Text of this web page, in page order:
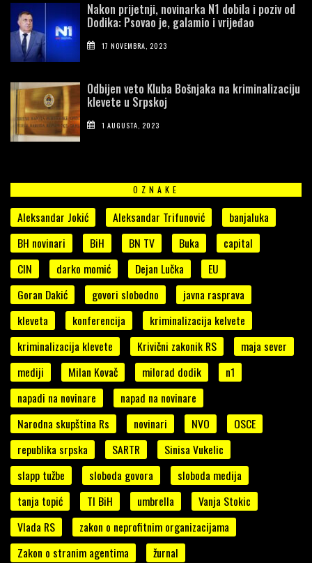
Nakon prijetnji, novinarka N1 dobila i poziv od
Dodika: Psovao je, galamio i vrijeđao
17 NOVEMBRA, 2023
Odbijen veto Kluba Bošnjaka na kriminalizaciju
klevete u Srpskoj
1 AUGUSTA, 2023
OZNAKE
Aleksandar Jokić Aleksandar Trifunović
banjaluka
BH novinari
BiH BN TV Buka
capital
CIN
darko momić Dejan Lučka
EU
Goran Dakić
govori slobodno
javna rasprava
kleveta
konferencija
kriminalizacija kelvete
kriminalizacija klevete
Krivični zakonik RS
maja sever
mediji
Milan Kovač milorad dodik
n1
napadi na novinare
napad na novinare
Narodna skupština Rs
novinari NVO
OSCE
republika srpska
SARTR
Sinisa Vukelic
slapp tužbe
sloboda govora
sloboda medija
tanja topić
TI BiH umbrella
Vanja Stokic
Vlada RS
zakon o neprofitnim organizacijama
Zakon o stranim agentima
žurnal